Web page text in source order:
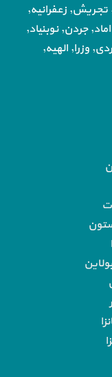
تجریش, زعفرانیه,
جردن, نوبنیاد,
وزرا, الهیه,